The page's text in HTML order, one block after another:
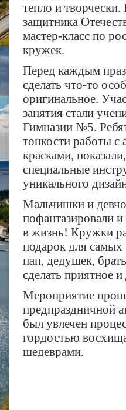
тепло и
защитника
мастер-класс по
кружек.
Перед каждым
сделать что-то
оригинальное.
занятия стали
Гимназии №5.
тонкости работы с
красками,
специальные
уникального
Мальчишки и
пофантазировали
в жизнь! Кружки
подарок для
пап, дедушек,
сделать приятное
Мероприятие
предпраздничной
был увлечен
гордостью
шедеврами.